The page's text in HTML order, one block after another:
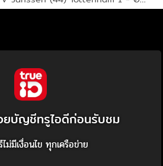
ยบัญชีทรูไอดีก่อนรับชม
ม่มีเงื่อนไข ทุกเครือข่าย